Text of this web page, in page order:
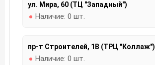
ул. Мира, 60 (ТЦ "Западный")
Наличие: 0 шт.
пр-т Строителей, 1В (ТРЦ "Коллаж")
Наличие: 0 шт.